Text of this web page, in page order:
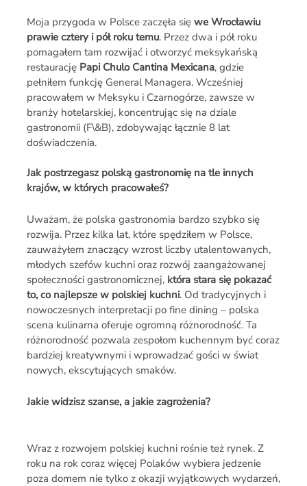
Moja przygoda w Polsce zaczęła się we Wrocławiu
prawie cztery i pół roku temu. Przez dwa i pół roku
pomagałem tam rozwijać i otworzyć meksykańską
restaurację Papi Chulo Cantina Mexicana, gdzie
pełniłem funkcję General Managera. Wcześniej
pracowałem w Meksyku i Czarnogórze, zawsze w
branży hotelarskiej, koncentrując się na dziale
gastronomii (F\&B), zdobywając łącznie 8 lat
doświadczenia.
Jak postrzegasz polską gastronomię na tle innych
krajów, w których pracowałeś?
Uważam, że polska gastronomia bardzo szybko się
rozwija. Przez kilka lat, które spędziłem w Polsce,
zauważyłem znaczący wzrost liczby utalentowanych,
młodych szefów kuchni oraz rozwój zaangażowanej
społeczności gastronomicznej, która stara się pokazać
to, co najlepsze w polskiej kuchni. Od tradycyjnych i
nowoczesnych interpretacji po fine dining – polska
scena kulinarna oferuje ogromną różnorodność. Ta
różnorodność pozwala zespołom kuchennym być coraz
bardziej kreatywnymi i wprowadzać gości w świat
nowych, ekscytujących smaków.
Jakie widzisz szanse, a jakie zagrożenia?
Wraz z rozwojem polskiej kuchni rośnie też rynek. Z
roku na rok coraz więcej Polaków wybiera jedzenie
poza domem nie tylko z okazji wyjątkowych wydarzeń,